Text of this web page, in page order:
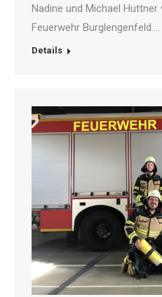
Nadine und Michael
Feuerwehr Burglengenfeld.…
Details